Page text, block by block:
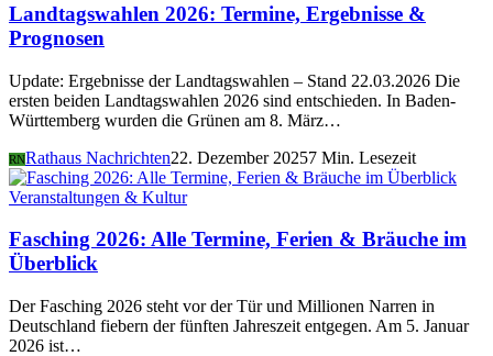
Landtagswahlen 2026: Termine, Ergebnisse &
Prognosen
Update: Ergebnisse der Landtagswahlen – Stand 22.03.2026 Die
ersten beiden Landtagswahlen 2026 sind entschieden. In Baden-
Württemberg wurden die Grünen am 8. März…
RNRathaus Nachrichten22. Dezember 20257 Min. Lesezeit
Veranstaltungen & Kultur
Fasching 2026: Alle Termine, Ferien & Bräuche im
Überblick
Der Fasching 2026 steht vor der Tür und Millionen Narren in
Deutschland fiebern der fünften Jahreszeit entgegen. Am 5. Januar
2026 ist…